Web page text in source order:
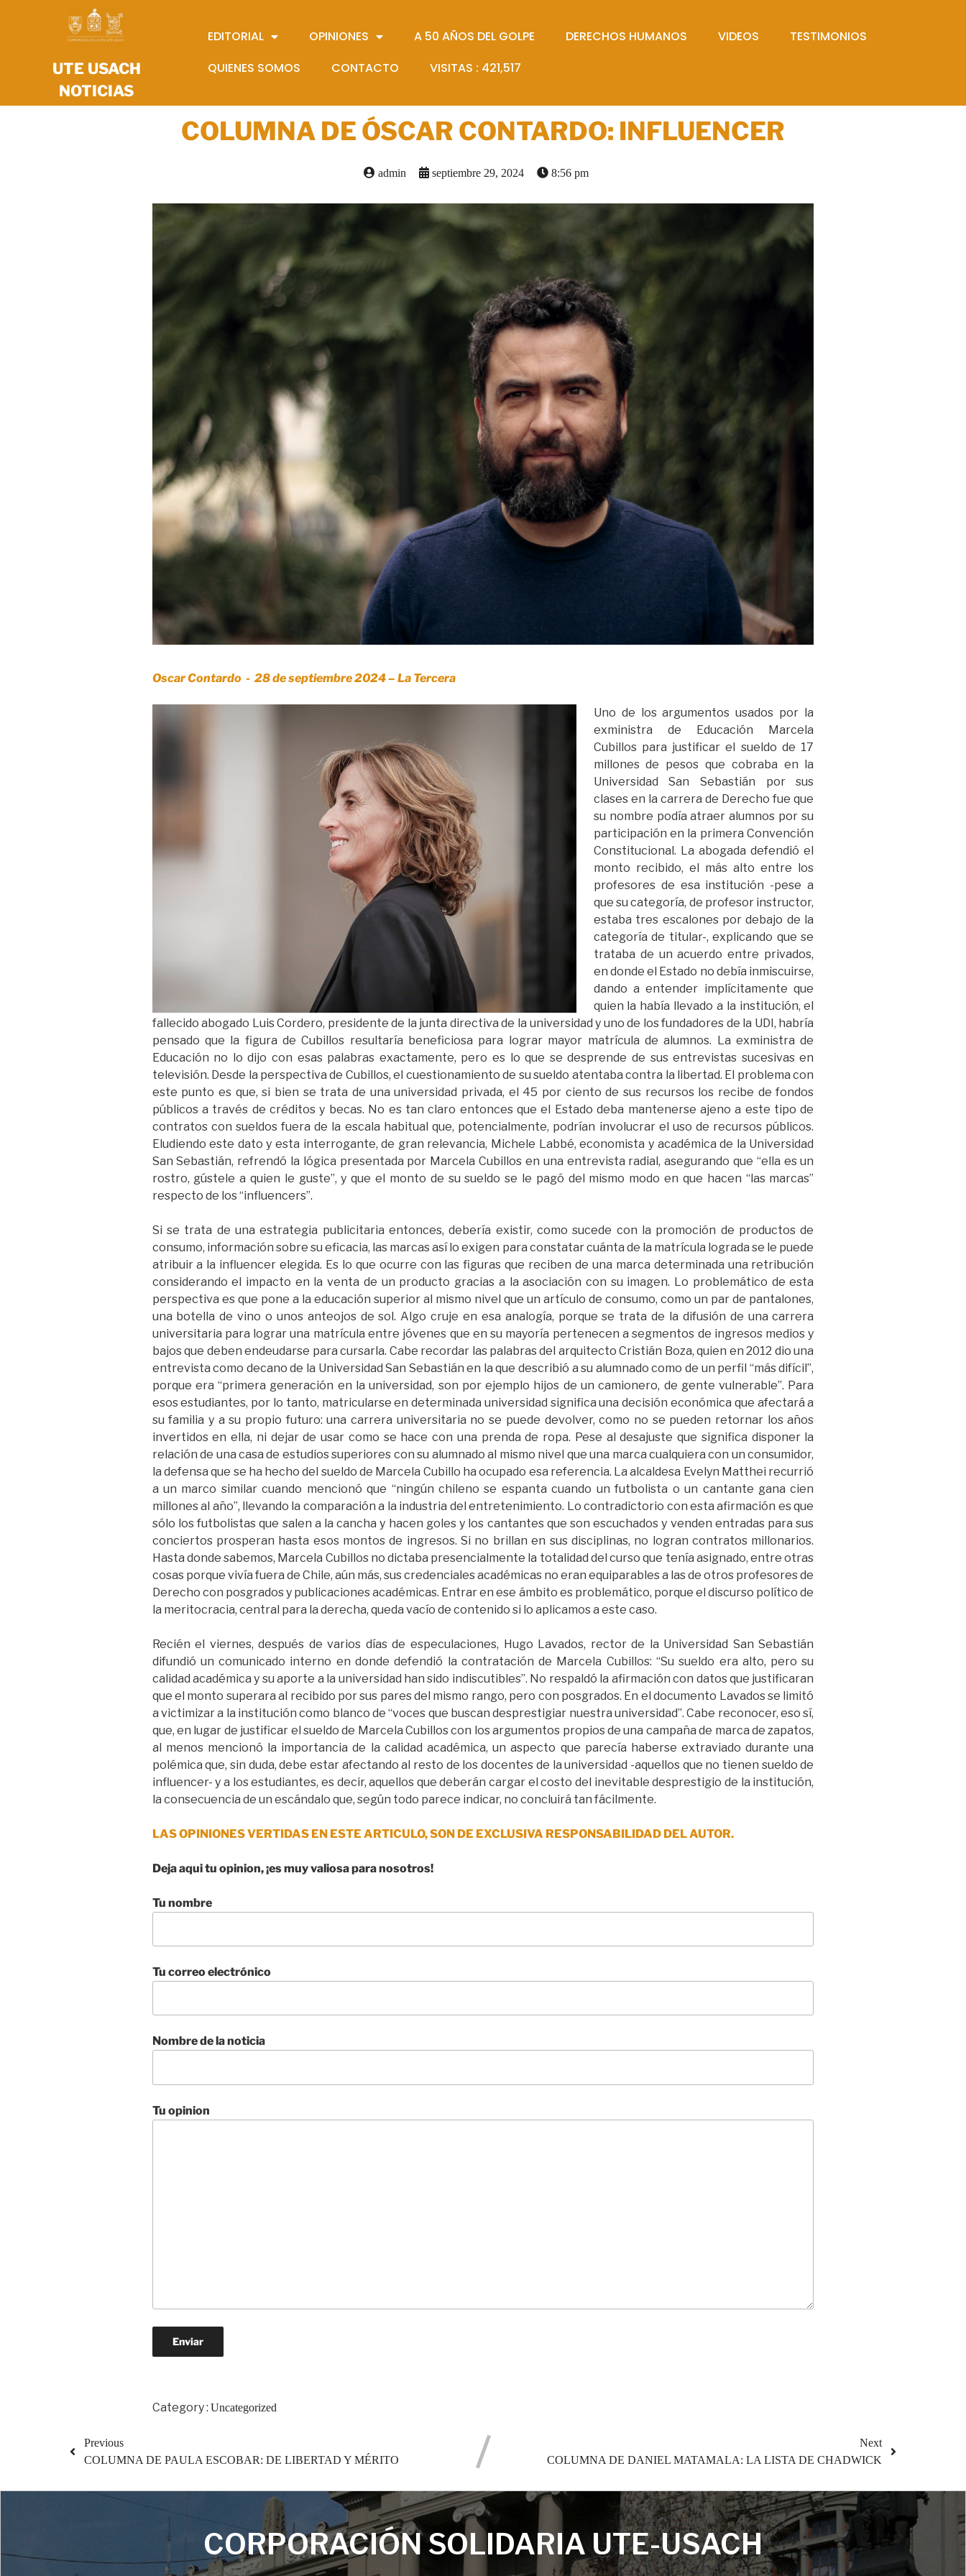
UTE USACH
NOTICIAS
EDITORIAL OPINIONES A 50 AÑOS DEL GOLPE DERECHOS HUMANOS VIDEOS
TESTIMONIOS
QUIENES SOMOS
CONTACTO VISITAS : 421,517
COLUMNA DE ÓSCAR CONTARDO: INFLUENCER
admin septiembre 29, 2024 8:56 pm
Oscar Contardo - 28 de septiembre 2024 – La Tercera
Uno de los argumentos usados por la
exministra de Educación Marcela
Cubillos para justificar el sueldo de 17
millones de pesos que cobraba en la
Universidad San Sebastián por sus
clases en la carrera de Derecho fue que
su nombre podía atraer alumnos por su
participación en la primera Convención
Constitucional. La abogada defendió el
monto recibido, el más alto entre los
profesores de esa institución -pese a
que su categoría, de profesor instructor,
estaba tres escalones por debajo de la
categoría de titular-, explicando que se
trataba de un acuerdo entre privados,
en donde el Estado no debía inmiscuirse,
dando a entender implícitamente que
quien la había llevado a la institución, el
fallecido abogado Luis Cordero, presidente de la junta directiva de la universidad y uno de los fundadores de la UDI, habría
pensado que la figura de Cubillos resultaría beneficiosa para lograr mayor matrícula de alumnos. La exministra de
Educación no lo dijo con esas palabras exactamente, pero es lo que se desprende de sus entrevistas sucesivas en
televisión. Desde la perspectiva de Cubillos, el cuestionamiento de su sueldo atentaba contra la libertad. El problema con
este punto es que, si bien se trata de una universidad privada, el 45 por ciento de sus recursos los recibe de fondos
públicos a través de créditos y becas. No es tan claro entonces que el Estado deba mantenerse ajeno a este tipo de
contratos con sueldos fuera de la escala habitual que, potencialmente, podrían involucrar el uso de recursos públicos.
Eludiendo este dato y esta interrogante, de gran relevancia, Michele Labbé, economista y académica de la Universidad
San Sebastián, refrendó la lógica presentada por Marcela Cubillos en una entrevista radial, asegurando que “ella es un
rostro, gústele a quien le guste”, y que el monto de su sueldo se le pagó del mismo modo en que hacen “las marcas”
respecto de los “influencers”.
Si se trata de una estrategia publicitaria entonces, debería existir, como sucede con la promoción de productos de
consumo, información sobre su eficacia, las marcas así lo exigen para constatar cuánta de la matrícula lograda se le puede
atribuir a la influencer elegida. Es lo que ocurre con las figuras que reciben de una marca determinada una retribución
considerando el impacto en la venta de un producto gracias a la asociación con su imagen. Lo problemático de esta
perspectiva es que pone a la educación superior al mismo nivel que un artículo de consumo, como un par de pantalones,
una botella de vino o unos anteojos de sol. Algo cruje en esa analogía, porque se trata de la difusión de una carrera
universitaria para lograr una matrícula entre jóvenes que en su mayoría pertenecen a segmentos de ingresos medios y
bajos que deben endeudarse para cursarla. Cabe recordar las palabras del arquitecto Cristián Boza, quien en 2012 dio una
entrevista como decano de la Universidad San Sebastián en la que describió a su alumnado como de un perfil “más difícil”,
porque era “primera generación en la universidad, son por ejemplo hijos de un camionero, de gente vulnerable”. Para
esos estudiantes, por lo tanto, matricularse en determinada universidad significa una decisión económica que afectará a
su familia y a su propio futuro: una carrera universitaria no se puede devolver, como no se pueden retornar los años
invertidos en ella, ni dejar de usar como se hace con una prenda de ropa. Pese al desajuste que significa disponer la
relación de una casa de estudios superiores con su alumnado al mismo nivel que una marca cualquiera con un consumidor,
la defensa que se ha hecho del sueldo de Marcela Cubillo ha ocupado esa referencia. La alcaldesa Evelyn Matthei recurrió
a un marco similar cuando mencionó que “ningún chileno se espanta cuando un futbolista o un cantante gana cien
millones al año”, llevando la comparación a la industria del entretenimiento. Lo contradictorio con esta afirmación es que
sólo los futbolistas que salen a la cancha y hacen goles y los cantantes que son escuchados y venden entradas para sus
conciertos prosperan hasta esos montos de ingresos. Si no brillan en sus disciplinas, no logran contratos millonarios.
Hasta donde sabemos, Marcela Cubillos no dictaba presencialmente la totalidad del curso que tenía asignado, entre otras
cosas porque vivía fuera de Chile, aún más, sus credenciales académicas no eran equiparables a las de otros profesores de
Derecho con posgrados y publicaciones académicas. Entrar en ese ámbito es problemático, porque el discurso político de
la meritocracia, central para la derecha, queda vacío de contenido si lo aplicamos a este caso.
Recién el viernes, después de varios días de especulaciones, Hugo Lavados, rector de la Universidad San Sebastián
difundió un comunicado interno en donde defendió la contratación de Marcela Cubillos: “Su sueldo era alto, pero su
calidad académica y su aporte a la universidad han sido indiscutibles”. No respaldó la afirmación con datos que justificaran
que el monto superara al recibido por sus pares del mismo rango, pero con posgrados. En el documento Lavados se limitó
a victimizar a la institución como blanco de “voces que buscan desprestigiar nuestra universidad”. Cabe reconocer, eso sí,
que, en lugar de justificar el sueldo de Marcela Cubillos con los argumentos propios de una campaña de marca de zapatos,
al menos mencionó la importancia de la calidad académica, un aspecto que parecía haberse extraviado durante una
polémica que, sin duda, debe estar afectando al resto de los docentes de la universidad -aquellos que no tienen sueldo de
influencer- y a los estudiantes, es decir, aquellos que deberán cargar el costo del inevitable desprestigio de la institución,
la consecuencia de un escándalo que, según todo parece indicar, no concluirá tan fácilmente.
LAS OPINIONES VERTIDAS EN ESTE ARTICULO, SON DE EXCLUSIVA RESPONSABILIDAD DEL AUTOR.
Deja aqui tu opinion, ¡es muy valiosa para nosotros!
Tu nombre
Tu correo electrónico
Nombre de la noticia
Tu opinion
Category : Uncategorized
Previous
COLUMNA DE PAULA ESCOBAR: DE LIBERTAD Y MÉRITO
Next
COLUMNA DE DANIEL MATAMALA: LA LISTA DE CHADWICK
CORPORACIÓN SOLIDARIA UTE-USACH